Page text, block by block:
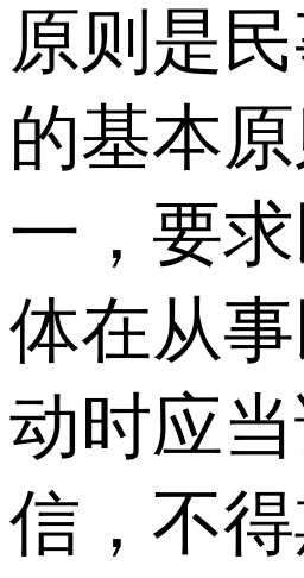
原则是
的基本
一，要
体在从
动时应
信，不得